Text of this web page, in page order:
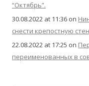
“Октябрь”.
30.08.2022 at 11:36 on
снести крепостную
22.08.2022 at 17:25 on
переименованных в